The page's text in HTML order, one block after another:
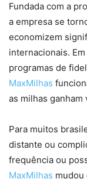
Fundada com a
a empresa se
economizem
internacionais.
programas de
MaxMilhas
as milhas ganham
Para muitos
distante ou
frequência ou
MaxMilhas mudou